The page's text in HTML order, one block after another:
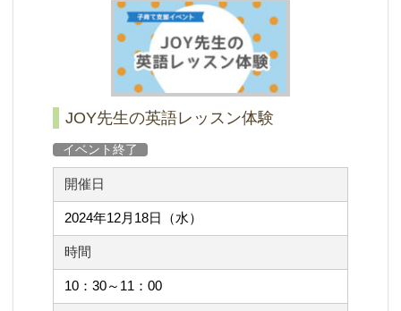
JOY先生の英語レッスン体験
イベント終了
開催日
2024年12月18日（水）
時間
10：30～11：00